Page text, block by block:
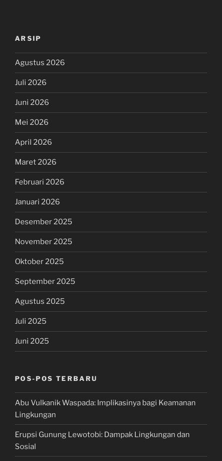
ARSIP
Agustus 2026
Juli 2026
Juni 2026
Mei 2026
April 2026
Maret 2026
Februari 2026
Januari 2026
Desember 2025
November 2025
Oktober 2025
September 2025
Agustus 2025
Juli 2025
Juni 2025
POS-POS TERBARU
Abu Vulkanik Waspada: Implikasinya bagi Keamanan
Lingkungan
Erupsi Gunung Lewotobi: Dampak Lingkungan dan
Sosial